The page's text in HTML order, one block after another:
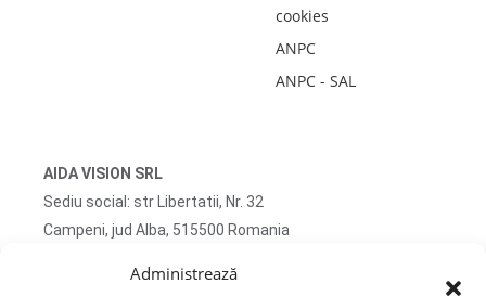
Administrează
cookies
ANPC
ANPC - SAL
AIDA VISION SRL
Sediu social: str Libertatii, Nr. 32
Campeni, jud Alba, 515500 Romania